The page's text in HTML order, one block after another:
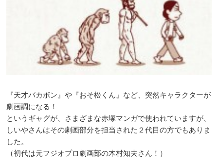
『天才バカボン』や『おそ松くん』など、突然キャラクターが
劇画調になる！
というギャグが、さまざまな赤塚マンガで使われていますが、
しいやさんはその劇画部分を担当された２代目の方でもありま
した。
（初代は元フジオプロ劇画部の木村知夫さん！）